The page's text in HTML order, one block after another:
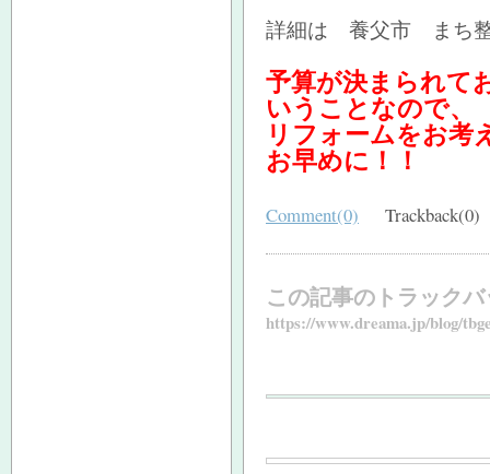
詳細は 養父市 まち
予算が決まられて
いうことなので、
リフォームをお考
お早めに！！
Comment(0) Trackback(0)
この記事のトラック
https://www.dreama.jp/blog/